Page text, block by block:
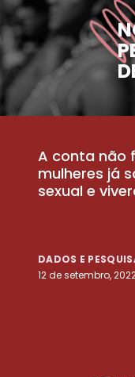
A conta não
mulheres já
sexual e
DADOS E
12 de setembro,